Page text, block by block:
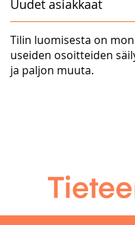
Uudet asiakkaat
Tilin luomisesta on
useiden osoitteiden
ja paljon muuta.